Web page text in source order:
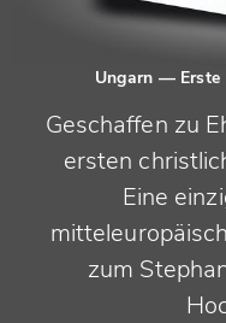
Ungarn — Erste
Geschaffen zu
ersten
Eine
zum